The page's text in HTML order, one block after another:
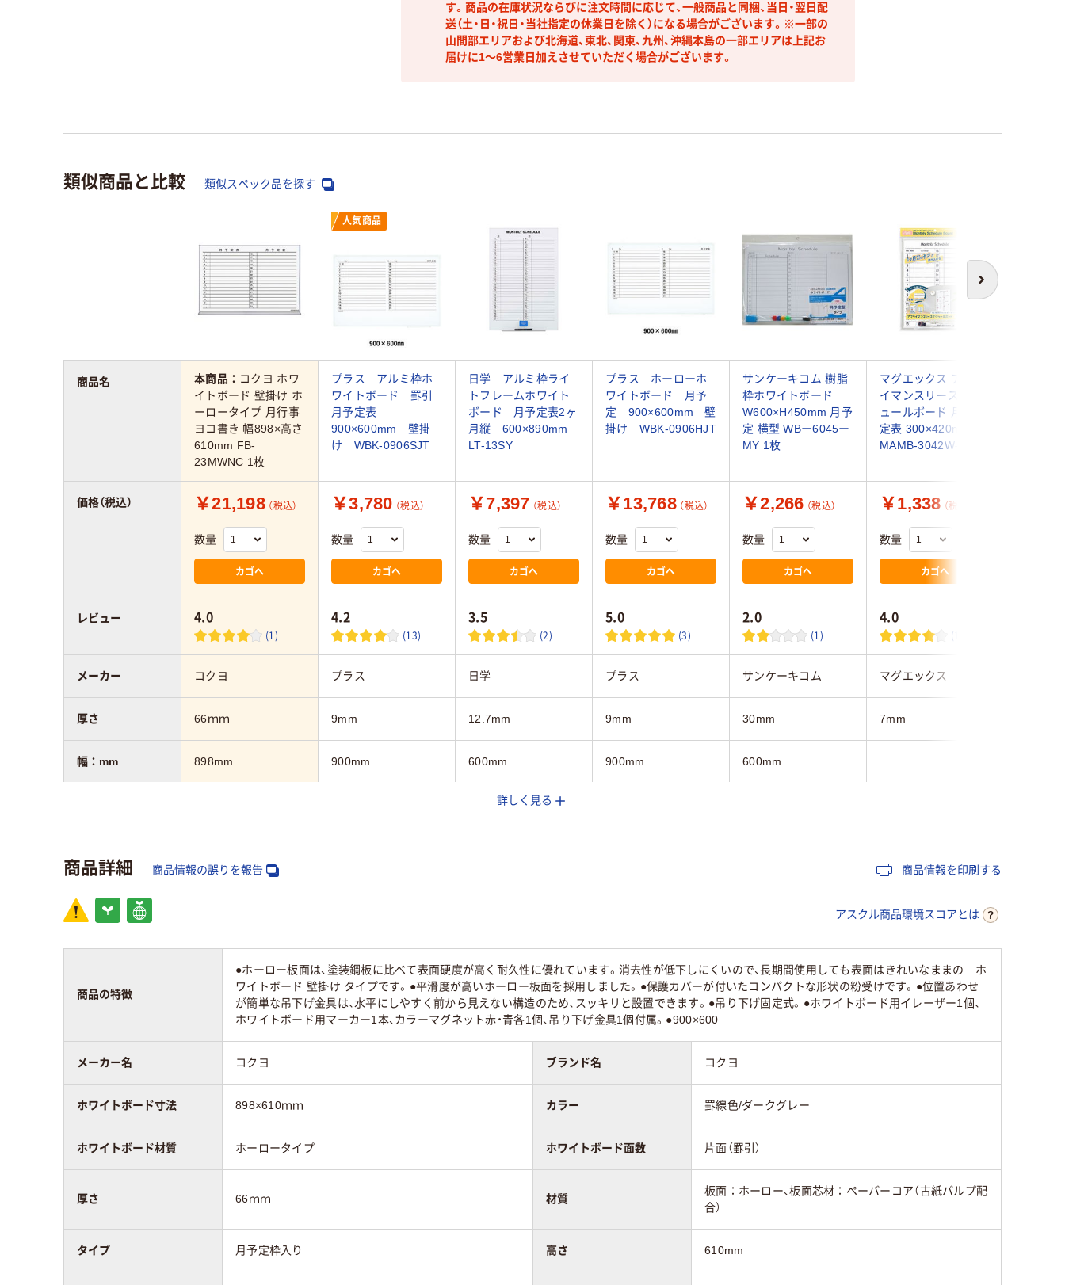
す。商品の在庫状況ならびに注文時間に応じて、一般商品と同梱、当日・翌日配
送（土・日・祝日・当社指定の休業日を除く）になる場合がございます。※一部の
山間部エリアおよび北海道、東北、関東、九州、沖縄本島の一部エリアは上記お
届けに1～6営業日加えさせていただく場合がございます。
類似商品と比較 類似スペック品を探す
次へ
人気商品
本商品： コクヨ ホワ
イトボード 壁掛け ホ
ーロータイプ 月行事
ヨコ書き 幅898×高さ
610mm FB-
23MWNC 1枚
プラス アルミ枠ホ
ワイトボード 罫引
月予定表
900×600mm 壁掛
け WBK-0906SJT
日学 アルミ枠ライ
トフレームホワイト
ボード 月予定表2ヶ
月縦 600×890mm
LT-13SY
プラス ホーローホ
ワイトボード 月予
定 900×600mm 壁
掛け WBK-0906HJT
サンケーキコム 樹脂
枠ホワイトボード
W600×H450mm 月予
定 横型 WBー6045ー
MY 1枚
マグエックス アプラ
イマンスリースケジ
ュールボード 月間予
定表 300×420mm
MAMB-3042W-Y 1枚
￥21,198 （税込）
数量
カゴへ
￥3,780 （税込）
数量
カゴへ
￥7,397 （税込）
数量
カゴへ
￥13,768 （税込）
数量
カゴへ
￥2,266 （税込）
数量
カゴへ
￥1,338 （税込）
数量
カゴへ
4.0
(1)
4.2
(13)
3.5
(2)
5.0
(3)
2.0
(1)
4.0
(1)
コクヨ プラス 日学 プラス サンケーキコム マグエックス
66ｍｍ 9mm 12.7mm 9mm 30mm 7mm
898mm 900mm 600mm 900mm 600mm
890mm
片面（罫引） 片面（罫引） 片面（罫引） 片面（罫引）
商品名
価格（税込）
レビュー
メーカー
厚さ
幅：mm
質
詳しく見る
商品詳細 商品情報の誤りを報告 商品情報を印刷する
アスクル商品環境スコアとは
商品の特徴
●ホーロー板面は、塗装鋼板に比べて表面硬度が高く耐久性に優れています。消去性が低下しにくいので、長期間使用しても表面はきれいなままの ホ
ワイトボード 壁掛け タイプです。●平滑度が高いホーロー板面を採用しました。●保護カバーが付いたコンパクトな形状の粉受けです。●位置あわせ
が簡単な吊下げ金具は、水平にしやすく前から見えない構造のため、スッキリと設置できます。●吊り下げ固定式。●ホワイトボード用イレーザー1個、
ホワイトボード用マーカー1本、カラーマグネット赤・青各1個、吊り下げ金具1個付属。●900×600
メーカー名 コクヨ ブランド名 コクヨ
ホワイトボード寸法 898×610ｍｍ カラー 罫線色/ダークグレー
ホワイトボード材質 ホーロータイプ ホワイトボード面数 片面（罫引）
厚さ 66ｍｍ 材質
板面：ホーロー、板面芯材：ペーパーコア（古紙パルプ配
合）
タイプ 月予定枠入り 高さ 610mm